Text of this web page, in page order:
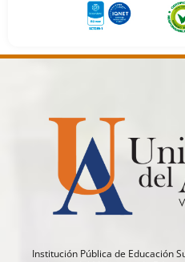
Institución Pública de Educación